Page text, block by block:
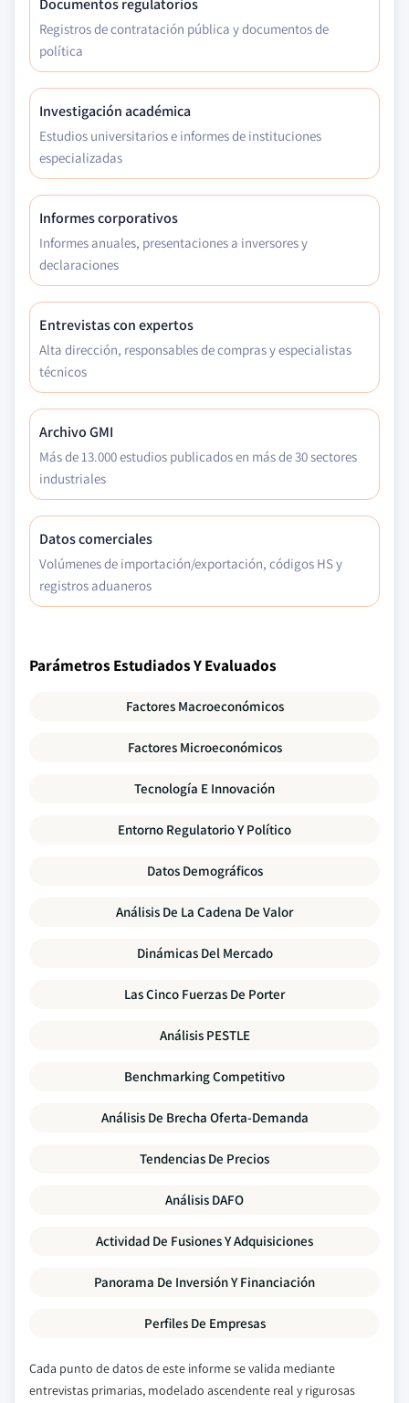
Documentos regulatorios
Registros de contratación pública y documentos de
política
Investigación académica
Estudios universitarios e informes de instituciones
especializadas
Informes corporativos
Informes anuales, presentaciones a inversores y
declaraciones
Entrevistas con expertos
Alta dirección, responsables de compras y especialistas
técnicos
Archivo GMI
Más de 13.000 estudios publicados en más de 30 sectores
industriales
Datos comerciales
Volúmenes de importación/exportación, códigos HS y
registros aduaneros
Parámetros Estudiados Y Evaluados
Factores Macroeconómicos
Factores Microeconómicos
Tecnología E Innovación
Entorno Regulatorio Y Político
Datos Demográficos
Análisis De La Cadena De Valor
Dinámicas Del Mercado
Las Cinco Fuerzas De Porter
Análisis PESTLE
Benchmarking Competitivo
Análisis De Brecha Oferta-Demanda
Tendencias De Precios
Análisis DAFO
Actividad De Fusiones Y Adquisiciones
Panorama De Inversión Y Financiación
Perfiles De Empresas
Cada punto de datos de este informe se valida mediante
entrevistas primarias, modelado ascendente real y rigurosas